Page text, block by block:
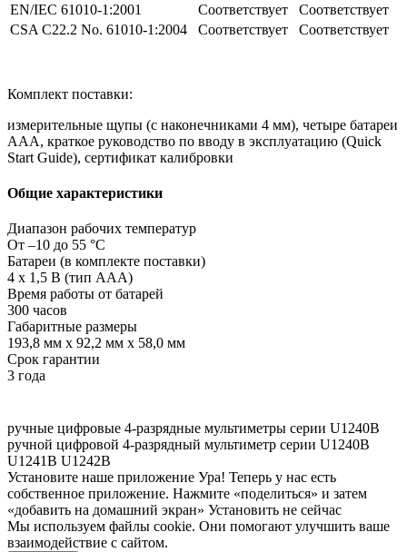
EN/IEC 61010-1:2001
Соответствует
Соответствует
CSA C22.2 No. 61010-1:2004
Соответствует Соответствует
Комплект поставки:
измерительные щупы (с наконечниками 4 мм), четыре батареи
ААА, краткое руководство по вводу в эксплуатацию (Quick
Start Guide), сертификат калибровки
Общие характеристики
Диапазон рабочих температур
От –10 до 55 °С
Батареи (в комплекте поставки)
4 х 1,5 В (тип ААА)
Время работы от батарей
300 часов
Габаритные размеры
193,8 мм x 92,2 мм x 58,0 мм
Срок гарантии
3 года
ручные цифровые 4-разрядные мультиметры серии U1240B
ручной цифровой 4-разрядный мультиметр серии U1240B
U1241B U1242B
Установите наше приложение Ура! Теперь у нас есть
собственное приложение. Нажмите «поделиться» и затем
«добавить на домашний экран» Установить не сейчас
Мы используем файлы cookie. Они помогают улучшить ваше
взаимодействие с сайтом.